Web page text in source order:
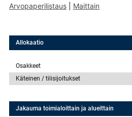
Arvopaperilistaus| Maittain
Allokaatio
Osakkeet
Käteinen / tilisijoitukset
Jakauma toimialoittain ja alueittain